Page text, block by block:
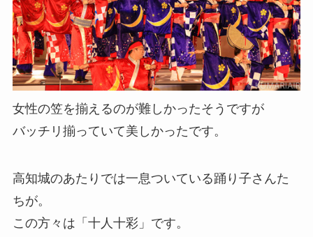
女性の笠を揃えるのが難しかったそうですが
バッチリ揃っていて美しかったです。
高知城のあたりでは一息ついている踊り子さんた
ちが。
この方々は「十人十彩」です。